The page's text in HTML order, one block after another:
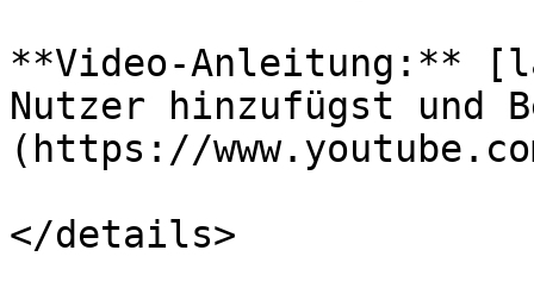
**Video-Anleitung:**
Nutzer hinzufügst und
(https://
</details>